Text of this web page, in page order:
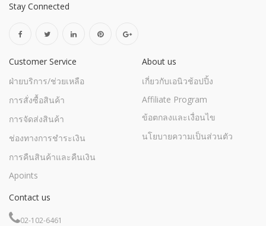
Stay Connected
Customer Service
ฝ่ายบริการ/ช่วยเหลือ
การสั่งซื้อสินค้า
การจัดส่งสินค้า
ช่องทางการชำระเงิน
การคืนสินค้าและคืนเงิน
Apoints
About us
เกี่ยวกับเอนิวช้อปปิ้ง
Affiliate Program
ข้อตกลงและเงื่อนไข
นโยบายความเป็นส่วนตัว
Contact us
02-102-6461